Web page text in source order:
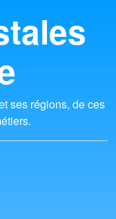
ses régions, de ces